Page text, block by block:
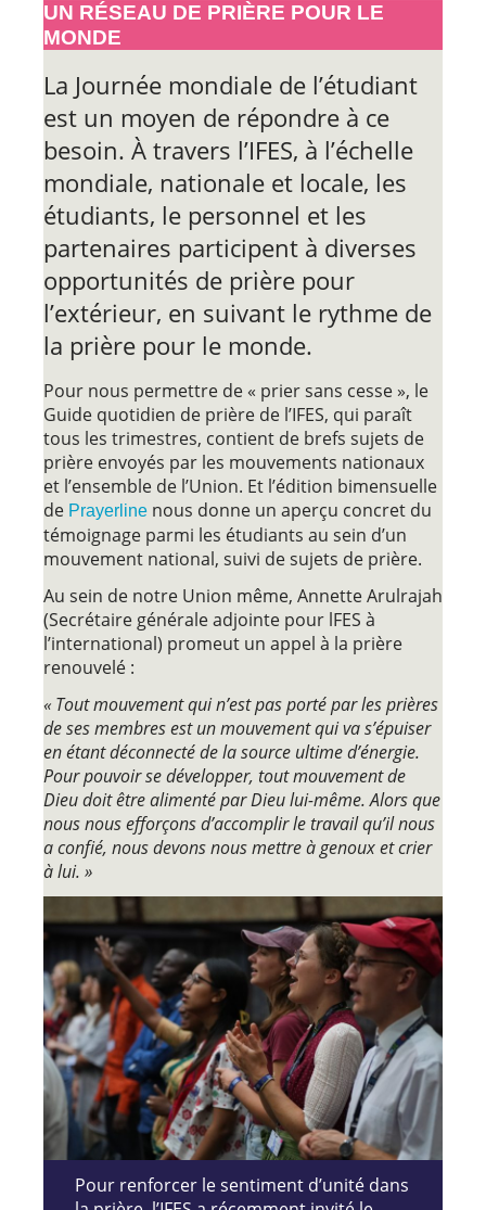
UN RÉSEAU DE PRIÈRE POUR LE
MONDE
La Journée mondiale de l’étudiant
est un moyen de répondre à ce
besoin. À travers l’IFES, à l’échelle
mondiale, nationale et locale, les
étudiants, le personnel et les
partenaires participent à diverses
opportunités de prière pour
l’extérieur, en suivant le rythme de
la prière pour le monde.
Pour nous permettre de « prier sans cesse », le
Guide quotidien de prière de l’IFES, qui paraît
tous les trimestres, contient de brefs sujets de
prière envoyés par les mouvements nationaux
et l’ensemble de l’Union. Et l’édition bimensuelle
de Prayerline nous donne un aperçu concret du
témoignage parmi les étudiants au sein d’un
mouvement national, suivi de sujets de prière.
Au sein de notre Union même, Annette Arulrajah
(Secrétaire générale adjointe pour lFES à
l’international) promeut un appel à la prière
renouvelé :
« Tout mouvement qui n’est pas porté par les prières
de ses membres est un mouvement qui va s’épuiser
en étant déconnecté de la source ultime d’énergie.
Pour pouvoir se développer, tout mouvement de
Dieu doit être alimenté par Dieu lui-même. Alors que
nous nous efforçons d’accomplir le travail qu’il nous
a confié, nous devons nous mettre à genoux et crier
à lui. »
Pour renforcer le sentiment d’unité dans